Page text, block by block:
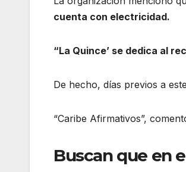
cuenta con electricidad.
“La Quince’ se dedica al
De hecho, días previos a
“Caribe Afirmativos”,
Buscan que en